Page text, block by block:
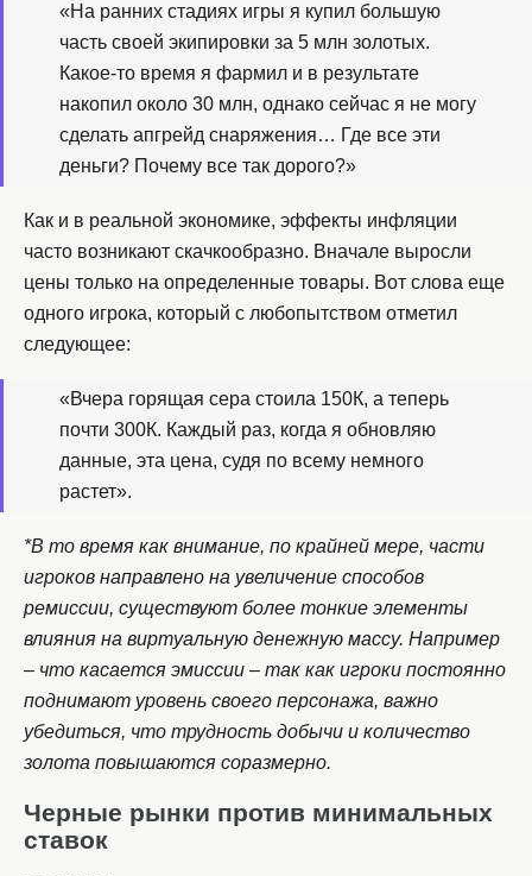
«На ранних стадиях игры я купил большую
часть своей экипировки за 5 млн золотых.
Какое-то время я фармил и в результате
накопил около 30 млн, однако сейчас я не могу
сделать апгрейд снаряжения… Где все эти
деньги? Почему все так дорого?»
Как и в реальной экономике, эффекты инфляции
часто возникают скачкообразно. Вначале выросли
цены только на определенные товары. Вот слова еще
одного игрока, который с любопытством отметил
следующее:
«Вчера горящая сера стоила 150К, а теперь
почти 300К. Каждый раз, когда я обновляю
данные, эта цена, судя по всему немного
растет».
*В то время как внимание, по крайней мере, части
игроков направлено на увеличение способов
ремиссии, существуют более тонкие элементы
влияния на виртуальную денежную массу. Например
– что касается эмиссии – так как игроки постоянно
поднимают уровень своего персонажа, важно
убедиться, что трудность добычи и количество
золота повышаются соразмерно.
Черные рынки против минимальных
ставок